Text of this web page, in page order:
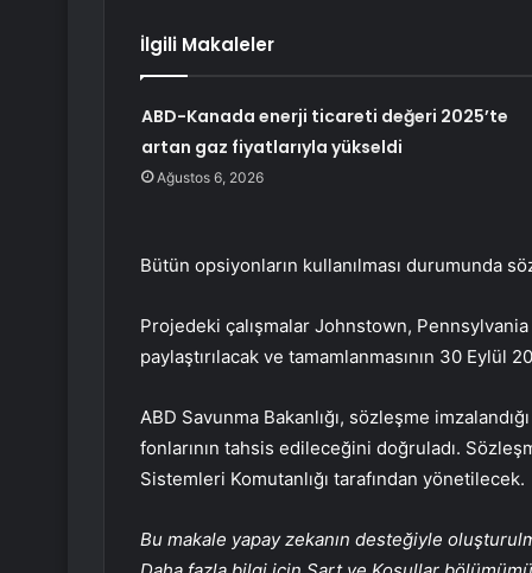
İlgili Makaleler
ABD-Kanada enerji ticareti değeri 2025’te
artan gaz fiyatlarıyla yükseldi
Ağustos 6, 2026
Bütün opsiyonların kullanılması durumunda
Projedeki çalışmalar Johnstown,
paylaştırılacak ve tamamlanmasının 30
ABD Savunma Bakanlığı, sözleşme
fonlarının tahsis edileceğini doğruladı.
Sistemleri Komutanlığı tarafından yönetilecek.
Bu makale yapay zekanın desteğiyle